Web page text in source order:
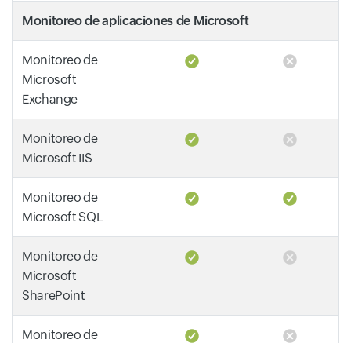
Monitoreo de aplicaciones de Microsoft
Monitoreo de
Microsoft
Exchange
Monitoreo de
Microsoft IIS
Monitoreo de
Microsoft SQL
Monitoreo de
Microsoft
SharePoint
Monitoreo de